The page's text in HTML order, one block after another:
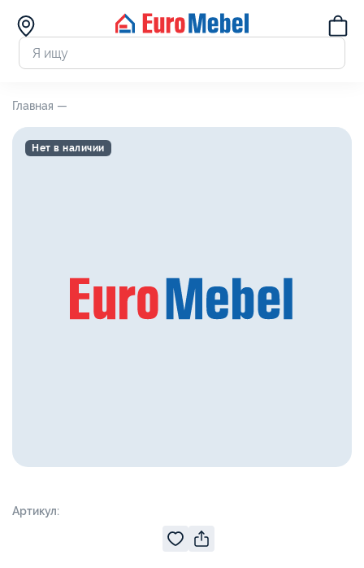
Главная —
Артикул:
Нет в наличии